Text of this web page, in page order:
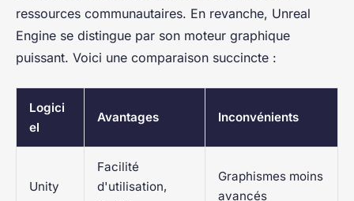
ressources communautaires. En revanche, Unreal
Engine se distingue par son moteur graphique
puissant. Voici une comparaison succincte :
Logici
el
Avantages Inconvénients
Unity
Facilité
d'utilisation,
Graphismes moins
avancés